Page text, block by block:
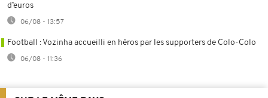
d’euros
06/08 - 13:57
Football : Vozinha accueilli en héros par les supporters de Colo-Colo
06/08 - 11:36